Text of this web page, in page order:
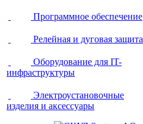
Программное обеспечение
Релейная и дуговая защита
Оборудование для IT-
инфраструктуры
Электроустановочные
изделия и аксессуары